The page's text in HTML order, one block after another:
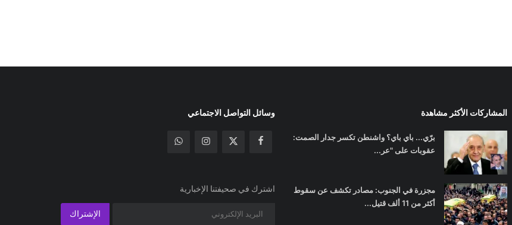
المشاركات الأكثر مشاهدة
برّي... باي باي؟ واشنطن تكسر جدار الصمت:
عقوبات على "عر...
مجزرة في الجنوب: مصادر تكشف عن سقوط
أكثر من 11 ألف قتيل...
وسائل التواصل الاجتماعي
اشترك في صحيفتنا الإخبارية
الإشتراك